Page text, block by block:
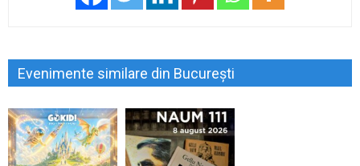
Evenimente similare din București